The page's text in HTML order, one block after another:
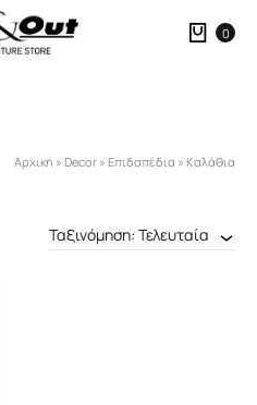
0
Αρχική » Decor » Επιδαπέδια » Καλάθια
Ταξινόμηση: Τελευταία